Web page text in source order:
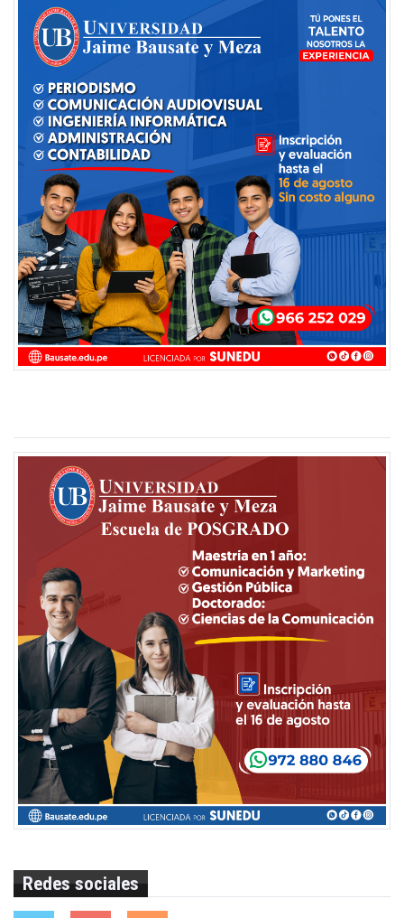
Redes sociales